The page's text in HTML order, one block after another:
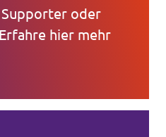
oder
hier mehr